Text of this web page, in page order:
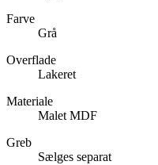
Farve
Grå
Overflade
Lakeret
Materiale
Malet MDF
Greb
Sælges separat